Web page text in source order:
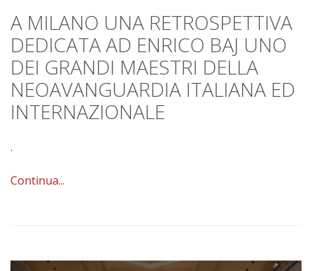
A MILANO UNA RETROSPETTIVA
DEDICATA AD ENRICO BAJ UNO
DEI GRANDI MAESTRI DELLA
NEOAVANGUARDIA ITALIANA ED
INTERNAZIONALE
.
Continua...